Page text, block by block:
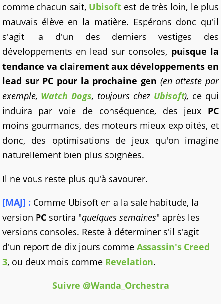
comme chacun sait, Ubisoft est de très loin, le plus
mauvais élève en la matière. Espérons donc qu'il
s'agit la d'un des derniers vestiges des
développements en lead sur consoles, puisque la
tendance va clairement aux développements en
lead sur PC pour la prochaine gen (en atteste par
exemple, Watch Dogs, toujours chez Ubisoft), ce qui
induira par voie de conséquence, des jeux PC
moins gourmands, des moteurs mieux exploités, et
donc, des optimisations de jeux qu'on imagine
naturellement bien plus soignées.
Il ne vous reste plus qu'à savourer.
[MAJ] : Comme Ubisoft en a la sale habitude, la
version PC sortira "quelques semaines" après les
versions consoles. Reste à déterminer s'il s'agit
d'un report de dix jours comme Assassin's Creed
3, ou deux mois comme Revelation.
Suivre @Wanda_Orchestra